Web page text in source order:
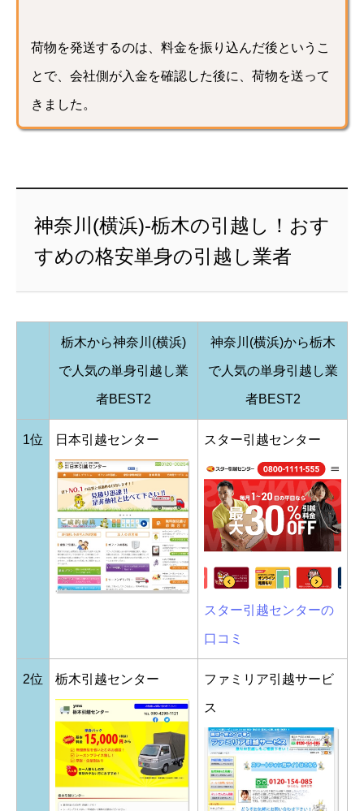
荷物を発送するのは、料金を振り込んだ後というこ
とで、会社側が入金を確認した後に、荷物を送って
きました。
神奈川(横浜)-栃木の引越し！おす
すめの格安単身の引越し業者
栃木から神奈川(横浜)
で人気の単身引越し業
者BEST2
神奈川(横浜)から栃木
で人気の単身引越し業
者BEST2
1位 日本引越センター スター引越センター
スター引越センターの
口コミ
2位 栃木引越センター ファミリア引越サービ
ス